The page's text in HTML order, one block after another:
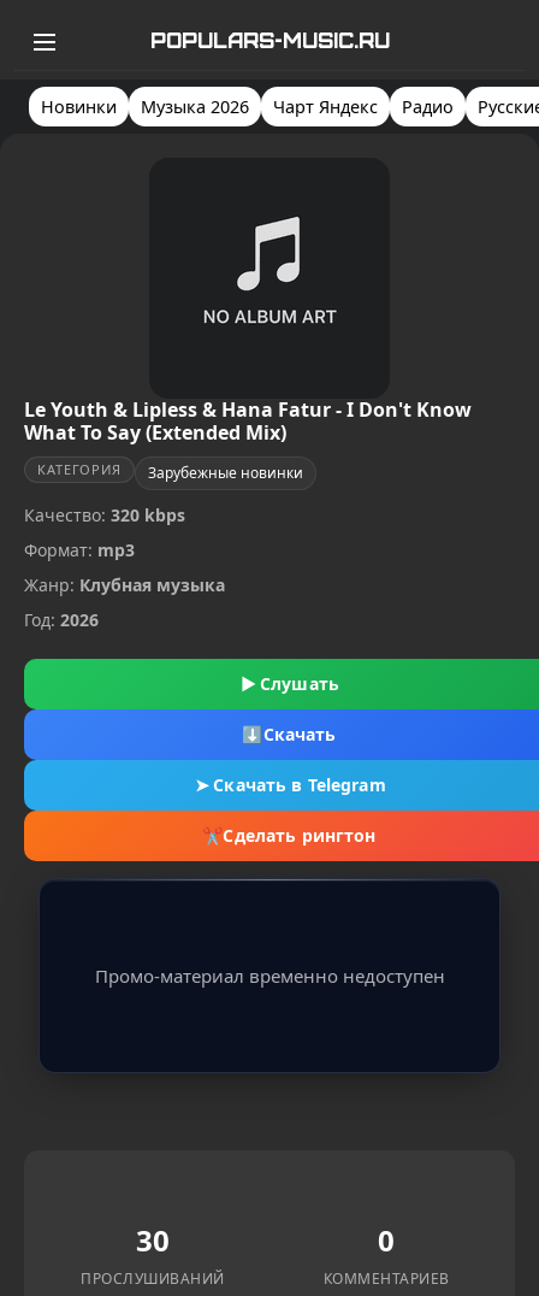
POPULARS-MUSIC.RU
Новинки Музыка 2026 Чарт Яндекс Радио
Le Youth & Lipless & Hana Fatur - I Don't Know
What To Say (Extended Mix)
КАТЕГОРИЯ Зарубежные новинки
Качество: 320 kbps
Формат: mp3
Жанр: Клубная музыка
Год: 2026
▶ Слушать
⬇Скачать
➤Скачать в Telegram
✂Сделать рингтон
Промо-материал временно недоступен
30
ПРОСЛУШИВАНИЙ
0
КОММЕНТАРИЕВ